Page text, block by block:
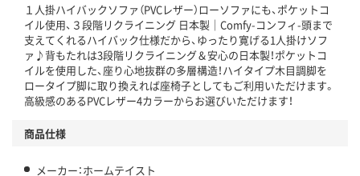
１人掛ハイバックソファ（PVCレザー）ローソファにも、ポケットコ
イル使用、３段階リクライニング 日本製｜Comfy-コンフィ-頭まで
支えてくれるハイバック仕様だから、ゆったり寛げる1人掛けソフ
ァ♪背もたれは3段階リクライニング＆安心の日本製！ポケットコ
イルを使用した、座り心地抜群の多層構造！ハイタイプ木目調脚を
ロータイプ脚に取り換えれば座椅子としてもご利用いただけます。
高級感のあるPVCレザー4カラーからお選びいただけます！
商品仕様
メーカー：ホームテイスト